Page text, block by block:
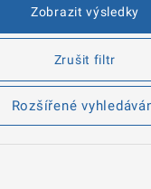
Zobrazit výsledky
Zrušit filtr
Rozšířené